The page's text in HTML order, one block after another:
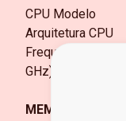
CPU Modelo
Arquitetura CPU
Frequência CPU
GHz)
MEMÓRIA